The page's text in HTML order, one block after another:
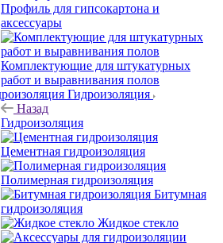
Профиль для гипсокартона и
аксессуары
Комплектующие для штукатурных
работ и выравнивания полов
Гидроизоляция
Назад
Гидроизоляция
Цементная гидроизоляция
Полимерная гидроизоляция
Битумная
гидроизоляция
Жидкое стекло